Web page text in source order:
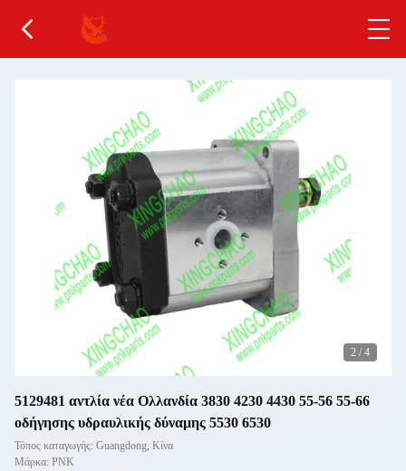
2 / 4
5129481 αντλία νέα Ολλανδία 3830 4230 4430 55-56 55-66
οδήγησης υδραυλικής δύναμης 5530 6530
Τόπος καταγωγής: Guangdong, Κίνα
Μάρκα: PNK